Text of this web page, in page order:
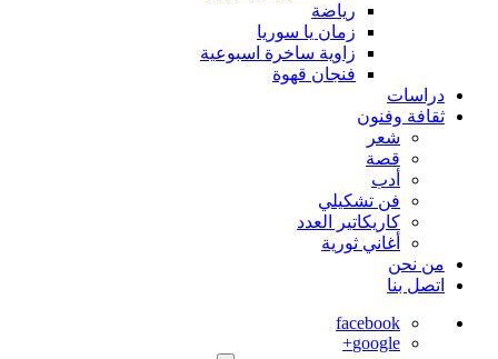
رياضة
زمان يا سوريا
زاوية ساخرة اسبوعية
فنجان قهوة
دراسات
ثقافة وفنون
شعر
قصة
أدب
فن تشكيلي
كاريكاتير العدد
أغاني ثورية
من نحن
اتصل بنا
facebook
google+